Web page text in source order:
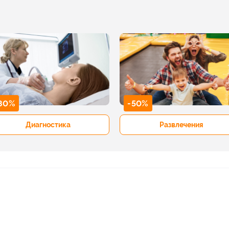
Диагностика
-50%
Развлечения